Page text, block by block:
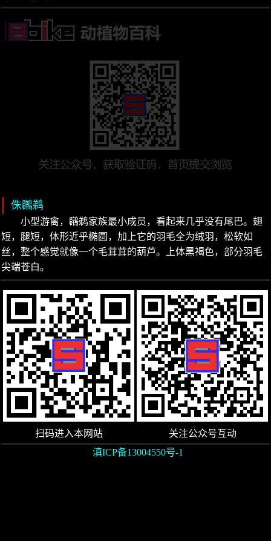
侏鸊鹈
小型游禽，鸊鹈家族最小成员，看起来几乎没有尾巴。翅
短，腿短，体形近乎椭圆，加上它的羽毛全为绒羽，松软如
丝，整个感觉就像一个毛茸茸的葫芦。上体黑褐色，部分羽毛
尖端苍白。
扫码进入本网站
关注公众号互动
滇ICP备13004550号-1